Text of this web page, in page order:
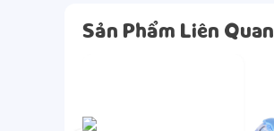
Sản Phẩm Liên Quan